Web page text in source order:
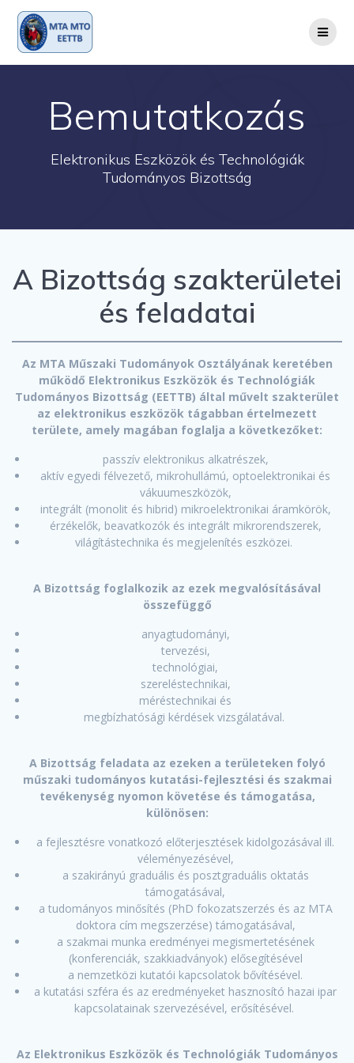
Bemutatkozás
Elektronikus Eszközök és Technológiák
Tudományos Bizottság
A Bizottság szakterületei
és feladatai
Az MTA Műszaki Tudományok Osztályának keretében
működő Elektronikus Eszközök és Technológiák
Tudományos Bizottság (EETTB) által művelt szakterület
az elektronikus eszközök tágabban értelmezett
területe, amely magában foglalja a következőket:
passzív elektronikus alkatrészek,
aktív egyedi félvezető, mikrohullámú, optoelektronikai és
vákuumeszközök,
integrált (monolit és hibrid) mikroelektronikai áramkörök,
érzékelők, beavatkozók és integrált mikrorendszerek,
világítástechnika és megjelenítés eszközei.
A Bizottság foglalkozik az ezek megvalósításával
összefüggő
anyagtudományi,
tervezési,
technológiai,
szereléstechnikai,
méréstechnikai és
megbízhatósági kérdések vizsgálatával.
A Bizottság feladata az ezeken a területeken folyó
műszaki tudományos kutatási-fejlesztési és szakmai
tevékenység nyomon követése és támogatása,
különösen:
a fejlesztésre vonatkozó előterjesztések kidolgozásával ill.
véleményezésével,
a szakirányú graduális és posztgraduális oktatás
támogatásával,
a tudományos minősítés (PhD fokozatszerzés és az MTA
doktora cím megszerzése) támogatásával,
a szakmai munka eredményei megismertetésének
(konferenciák, szakkiadványok) elősegítésével
a nemzetközi kutatói kapcsolatok bővítésével.
a kutatási szféra és az eredményeket hasznosító hazai ipar
kapcsolatainak szervezésével, erősítésével.
Az Elektronikus Eszközök és Technológiák Tudományos